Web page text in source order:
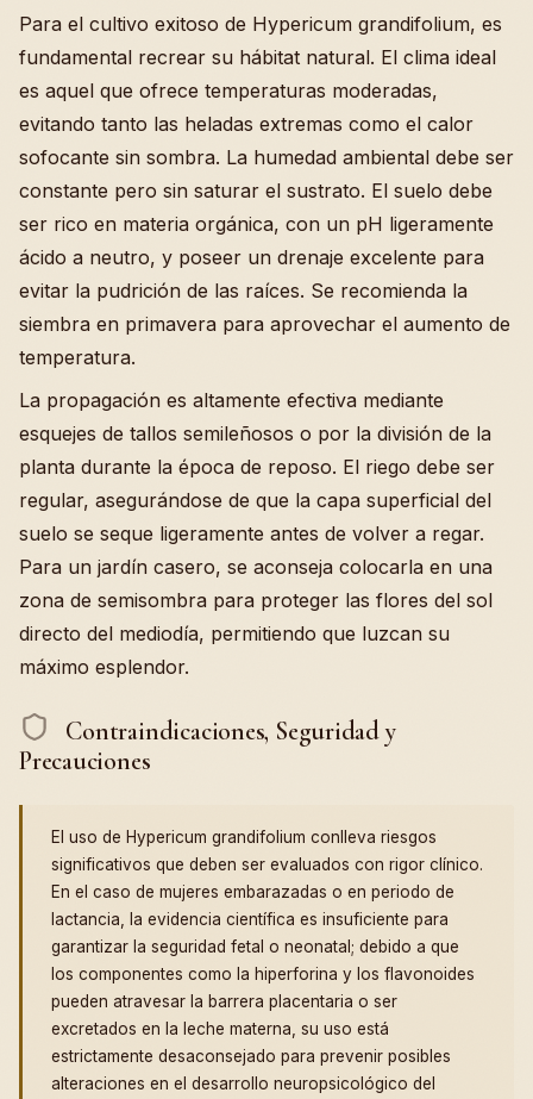
Para el cultivo exitoso de Hypericum grandifolium, es
fundamental recrear su hábitat natural. El clima ideal
es aquel que ofrece temperaturas moderadas,
evitando tanto las heladas extremas como el calor
sofocante sin sombra. La humedad ambiental debe ser
constante pero sin saturar el sustrato. El suelo debe
ser rico en materia orgánica, con un pH ligeramente
ácido a neutro, y poseer un drenaje excelente para
evitar la pudrición de las raíces. Se recomienda la
siembra en primavera para aprovechar el aumento de
temperatura.
La propagación es altamente efectiva mediante
esquejes de tallos semileñosos o por la división de la
planta durante la época de reposo. El riego debe ser
regular, asegurándose de que la capa superficial del
suelo se seque ligeramente antes de volver a regar.
Para un jardín casero, se aconseja colocarla en una
zona de semisombra para proteger las flores del sol
directo del mediodía, permitiendo que luzcan su
máximo esplendor.
Contraindicaciones, Seguridad y
Precauciones
El uso de Hypericum grandifolium conlleva riesgos
significativos que deben ser evaluados con rigor clínico.
En el caso de mujeres embarazadas o en periodo de
lactancia, la evidencia científica es insuficiente para
garantizar la seguridad fetal o neonatal; debido a que
los componentes como la hiperforina y los flavonoides
pueden atravesar la barrera placentaria o ser
excretados en la leche materna, su uso está
estrictamente desaconsejado para prevenir posibles
alteraciones en el desarrollo neuropsicológico del